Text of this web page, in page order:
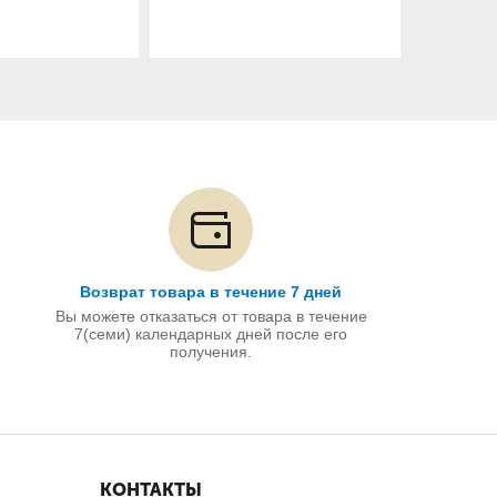
Возврат товара в течение 7 дней
Вы можете отказаться от товара в течение
7(семи) календарных дней после его
получения.
КОНТАКТЫ